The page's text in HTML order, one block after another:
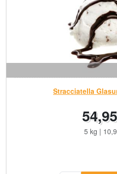
Stracciatella
5 kg |